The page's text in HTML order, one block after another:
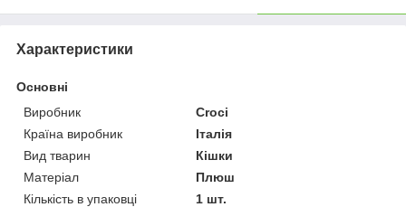
Характеристики
Основні
Виробник
Croci
Країна виробник
Італія
Вид тварин
Кішки
Матеріал
Плюш
Кількість в упаковці
1 шт.